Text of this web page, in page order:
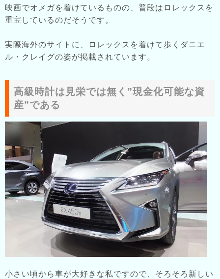
映画でオメガを着けているものの、普段はロレックスを
重宝しているのだそうです。
実際海外のサイトに、ロレックスを着けて歩くダニエ
ル・クレイグの姿が掲載されています。
高級時計は見栄では無く”現金化可能な資
産”である
小さい頃から車が大好きな私ですので、そろそろ新しい